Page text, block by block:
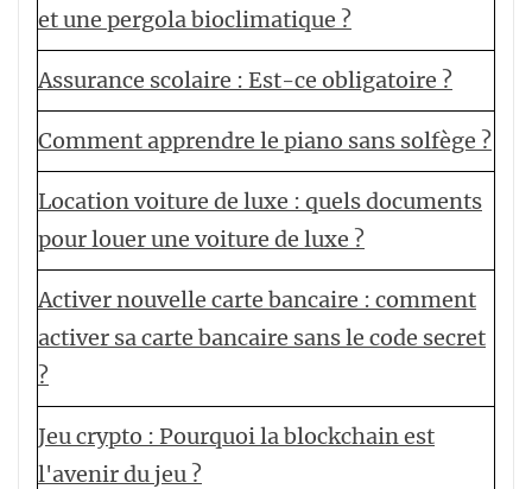
et une pergola bioclimatique ?
Assurance scolaire : Est-ce obligatoire ?
Comment apprendre le piano sans solfège ?
Location voiture de luxe : quels documents
pour louer une voiture de luxe ?
Activer nouvelle carte bancaire : comment
activer sa carte bancaire sans le code secret
?
Jeu crypto : Pourquoi la blockchain est
l'avenir du jeu ?